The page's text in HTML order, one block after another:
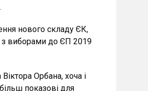
нового складу ЄК,
з виборами до ЄП 2019
Орбана, хоча і
показові для